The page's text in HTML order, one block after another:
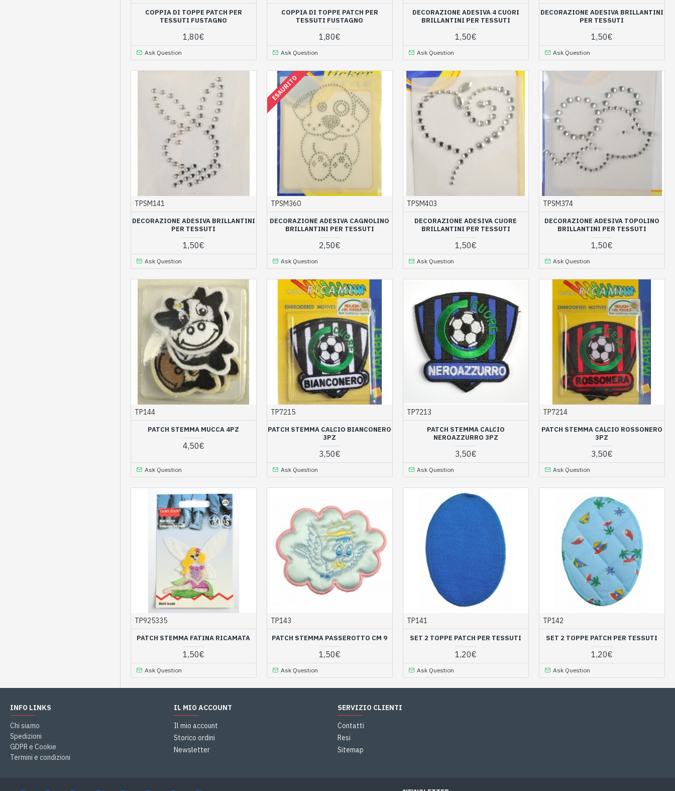
COPPIA DI TOPPE PATCH PER
TESSUTI FUSTAGNO
1,80€
Ask Question
COPPIA DI TOPPE PATCH PER
TESSUTI FUSTAGNO
1,80€
Ask Question
DECORAZIONE ADESIVA 4 CUORI
BRILLANTINI PER TESSUTI
1,50€
Ask Question
DECORAZIONE ADESIVA BRILLANTINI
PER TESSUTI
1,50€
Ask Question
TPSM141
DECORAZIONE ADESIVA BRILLANTINI
PER TESSUTI
1,50€
Ask Question
ESAURITO
TPSM360
DECORAZIONE ADESIVA CAGNOLINO
BRILLANTINI PER TESSUTI
2,50€
Ask Question
TPSM403
DECORAZIONE ADESIVA CUORE
BRILLANTINI PER TESSUTI
1,50€
Ask Question
TPSM374
DECORAZIONE ADESIVA TOPOLINO
BRILLANTINI PER TESSUTI
1,50€
Ask Question
TP144
PATCH STEMMA MUCCA 4PZ
4,50€
Ask Question
TP7215
PATCH STEMMA CALCIO BIANCONERO
3PZ
3,50€
Ask Question
TP7213
PATCH STEMMA CALCIO
NEROAZZURRO 3PZ
3,50€
Ask Question
TP7214
PATCH STEMMA CALCIO ROSSONERO
3PZ
3,50€
Ask Question
TP925335
PATCH STEMMA FATINA RICAMATA
1,50€
Ask Question
TP143
PATCH STEMMA PASSEROTTO CM 9
1,50€
Ask Question
TP141
SET 2 TOPPE PATCH PER TESSUTI
1,20€
Ask Question
TP142
SET 2 TOPPE PATCH PER TESSUTI
1,20€
Ask Question
INFO LINKS
Chi siamo
Spedizioni
GDPR e Cookie
Termini e condizioni
IL MIO ACCOUNT
Il mio account
Storico ordini
Newsletter
SERVIZIO CLIENTI
Contatti
Resi
Sitemap